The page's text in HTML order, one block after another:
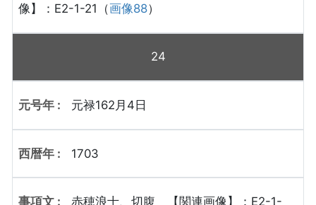
像】：E2-1-21（画像88）
24
元禄162月4日
1703
赤穂浪士、切腹 【関連画像】：E2-1-